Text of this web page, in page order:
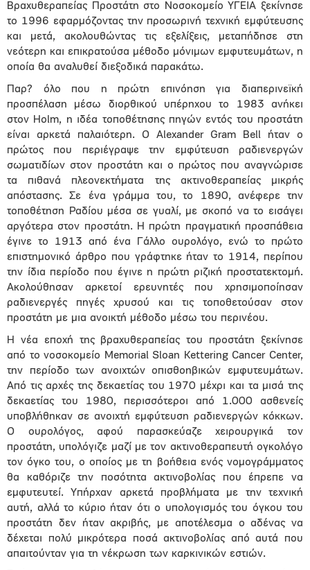
Βραχυθεραπείας Προστάτη στο Νοσοκομείο ΥΓΕΙΑ ξεκίνησε
το 1996 εφαρμόζοντας την προσωρινή τεχνική εμφύτευσης
και μετά, ακολουθώντας τις εξελίξεις, μεταπήδησε στη
νεότερη και επικρατούσα μέθοδο μόνιμων εμφυτευμάτων, η
οποία θα αναλυθεί διεξοδικά παρακάτω.
Παρ? όλο που η πρώτη επινόηση για διαπερινεϊκή
προσπέλαση μέσω διορθικού υπέρηχου το 1983 ανήκει
στον Holm, η ιδέα τοποθέτησης πηγών εντός του προστάτη
είναι αρκετά παλαιότερη. Ο Alexander Gram Bell ήταν ο
πρώτος που περιέγραψε την εμφύτευση ραδιενεργών
σωματιδίων στον προστάτη και ο πρώτος που αναγνώρισε
τα πιθανά πλεονεκτήματα της ακτινοθεραπείας μικρής
απόστασης. Σε ένα γράμμα του, το 1890, ανέφερε την
τοποθέτηση Ραδίου μέσα σε γυαλί, με σκοπό να το εισάγει
αργότερα στον προστάτη. Η πρώτη πραγματική προσπάθεια
έγινε το 1913 από ένα Γάλλο ουρολόγο, ενώ το πρώτο
επιστημονικό άρθρο που γράφτηκε ήταν το 1914, περίπου
την ίδια περίοδο που έγινε η πρώτη ριζική προστατεκτομή.
Ακολούθησαν αρκετοί ερευνητές που χρησιμοποίησαν
ραδιενεργές πηγές χρυσού και τις τοποθετούσαν στον
προστάτη με μια ανοικτή μέθοδο μέσω του περινέου.
Η νέα εποχή της βραχυθεραπείας του προστάτη ξεκίνησε
από το νοσοκομείο Memorial Sloan Kettering Cancer Center,
την περίοδο των ανοιχτών οπισθοηβικών εμφυτευμάτων.
Από τις αρχές της δεκαετίας του 1970 μέχρι και τα μισά της
δεκαετίας του 1980, περισσότεροι από 1.000 ασθενείς
υποβλήθηκαν σε ανοιχτή εμφύτευση ραδιενεργών κόκκων.
Ο ουρολόγος, αφού παρασκεύαζε χειρουργικά τον
προστάτη, υπολόγιζε μαζί με τον ακτινοθεραπευτή ογκολόγο
τον όγκο του, ο οποίος με τη βοήθεια ενός νομογράμματος
θα καθόριζε την ποσότητα ακτινοβολίας που έπρεπε να
εμφυτευτεί. Υπήρχαν αρκετά προβλήματα με την τεχνική
αυτή, αλλά το κύριο ήταν ότι ο υπολογισμός του όγκου του
προστάτη δεν ήταν ακριβής, με αποτέλεσμα ο αδένας να
δέχεται πολύ μικρότερα ποσά ακτινοβολίας από αυτά που
απαιτούνταν για τη νέκρωση των καρκινικών εστιών.